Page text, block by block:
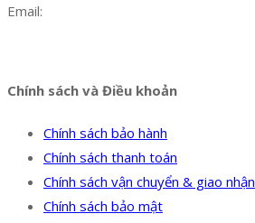
Email:
Chính sách và Điều khoản
Chính sách bảo hành
Chính sách thanh toán
Chính sách vận chuyển & giao nhận
Chính sách bảo mật